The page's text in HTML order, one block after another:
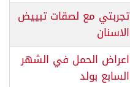
تجربتي مع لصقات تبييض
الاسنان
اعراض الحمل في الشهر
السابع بولد